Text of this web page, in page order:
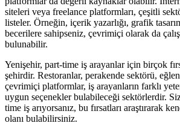
siteleri veya freelance platformları, çeşitli
listeler. Örneğin, içerik yazarlığı, grafik
becerilere sahipseniz, çevrimiçi olarak da
bulunabilir.
Yenişehir, part-time iş arayanlar için birçok
şehirdir. Restoranlar, perakende sektörü,
çevrimiçi platformlar, iş arayanların farklı
uygun seçenekler bulabileceği sektörlerdir.
time iş arıyorsanız, bu fırsatları araştırarak
olanı bulabilirsiniz.